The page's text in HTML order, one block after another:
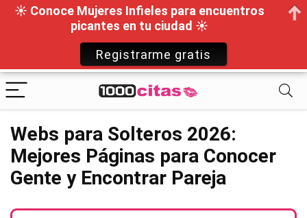
Webs para Solteros 2026:
Mejores Páginas para Conocer
Gente y Encontrar Pareja
☀ Conoce Mujeres Infieles para encuentros
picantes en tu ciudad ☀
Registrarme gratis